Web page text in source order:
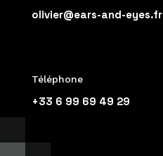
olivier@ears-and-eyes.fr
Téléphone
+33 6 99 69 49 29